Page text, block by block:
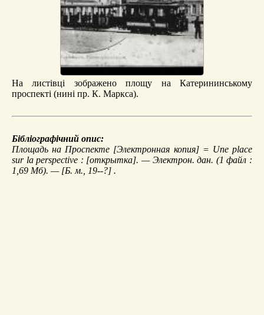
На листівці зображено площу на Катерининському
проспекті (нині пр. К. Маркса).
Бібліографічний опис:
Площадь на Проспекте [Электронная копия] = Une place
sur la perspective : [открытка]. — Электрон. дан. (1 файл :
1,69 Мб). — [Б. м., 19--?] .